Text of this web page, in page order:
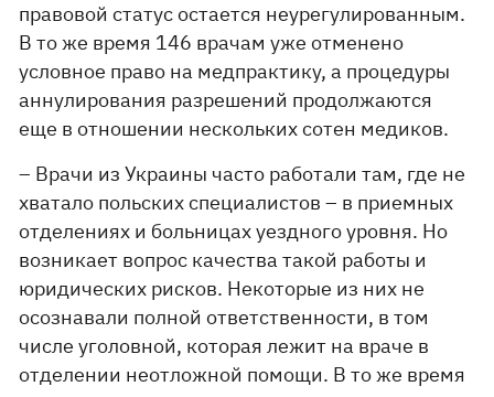
правовой статус остается неурегулированным.
В то же время 146 врачам уже отменено
условное право на медпрактику, а процедуры
аннулирования разрешений продолжаются
еще в отношении нескольких сотен медиков.
– Врачи из Украины часто работали там, где не
хватало польских специалистов – в приемных
отделениях и больницах уездного уровня. Но
возникает вопрос качества такой работы и
юридических рисков. Некоторые из них не
осознавали полной ответственности, в том
числе уголовной, которая лежит на враче в
отделении неотложной помощи. В то же время